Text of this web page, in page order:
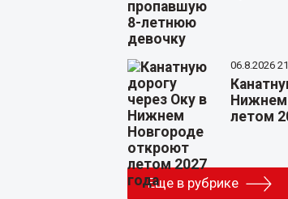
06.8.2026
Нижнем
летом
Еще в рубрике